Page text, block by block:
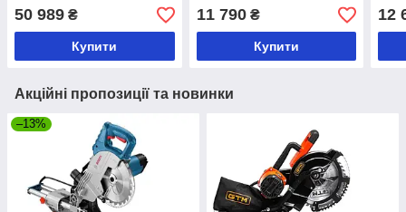
50 989 ₴
Купити
11 790₴
Купити
12
Акційні пропозиції та новинки
–13%